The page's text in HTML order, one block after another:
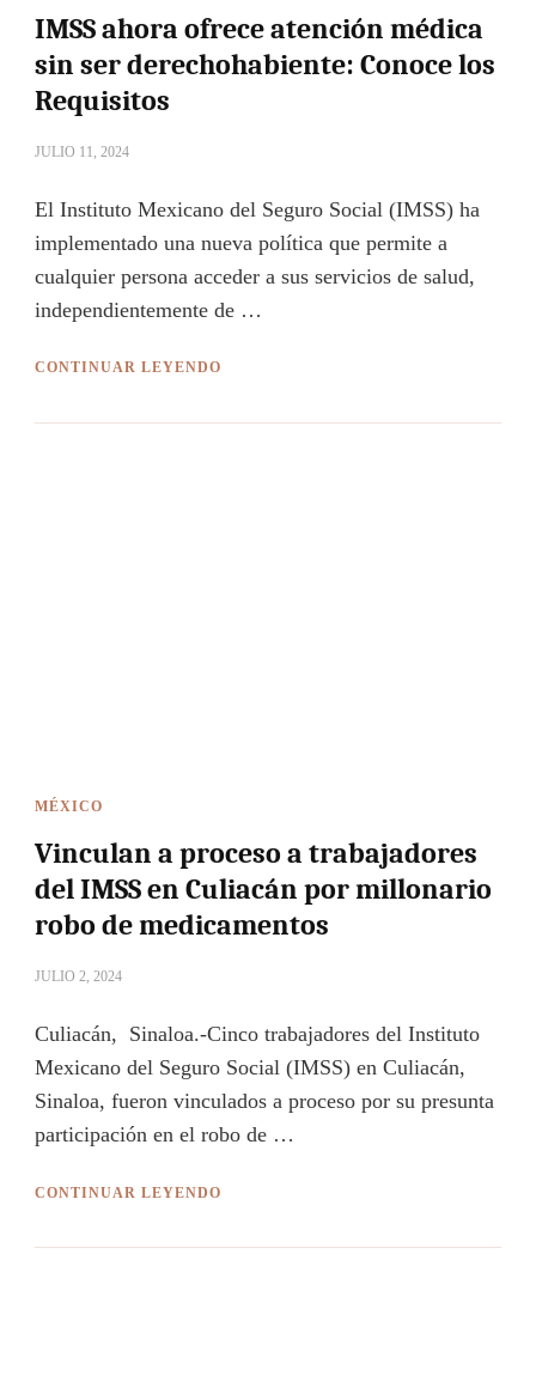
IMSS ahora ofrece atención médica
sin ser derechohabiente: Conoce los
Requisitos
JULIO 11, 2024
El Instituto Mexicano del Seguro Social (IMSS) ha
implementado una nueva política que permite a
cualquier persona acceder a sus servicios de salud,
independientemente de …
CONTINUAR LEYENDO
MÉXICO
Vinculan a proceso a trabajadores
del IMSS en Culiacán por millonario
robo de medicamentos
JULIO 2, 2024
Culiacán, Sinaloa.-Cinco trabajadores del Instituto
Mexicano del Seguro Social (IMSS) en Culiacán,
Sinaloa, fueron vinculados a proceso por su presunta
participación en el robo de …
CONTINUAR LEYENDO